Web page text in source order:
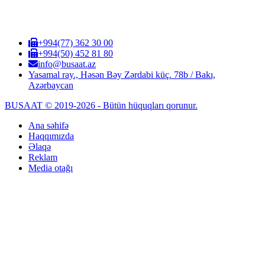
+994(77) 362 30 00
+994(50) 452 81 80
info@busaat.az
Yasamal ray., Həsən Bəy Zərdabi küç. 78b / Bakı,
Azərbaycan
BUSAAT © 2019-2026 - Bütün hüquqları qorunur.
Ana səhifə
Haqqımızda
Əlaqə
Reklam
Media otağı